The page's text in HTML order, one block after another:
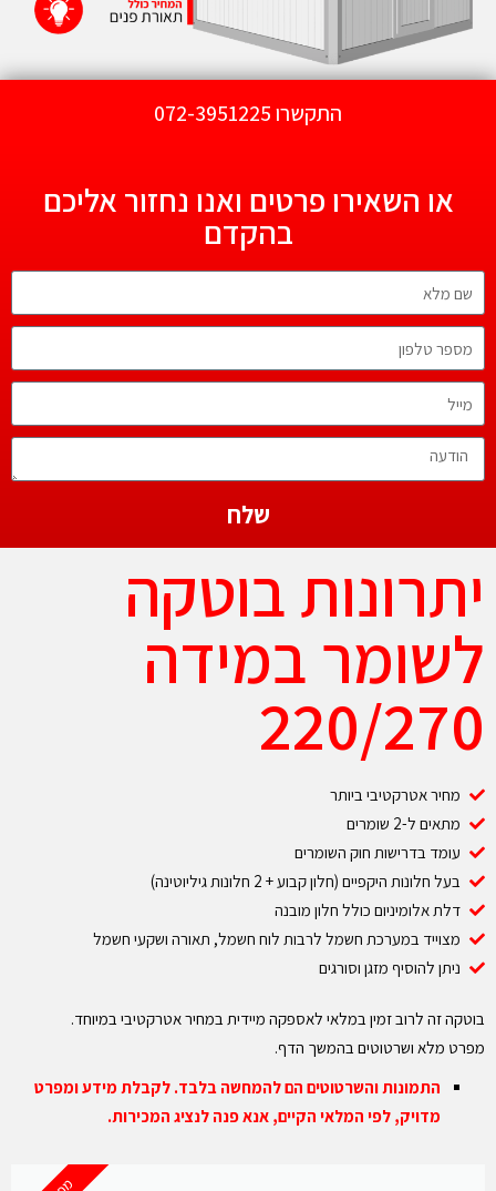
התקשרו 072-3951225
או השאירו פרטים ואנו נחזור אליכם
בהקדם
שלח
יתרונות בוטקה
לשומר במידה
220/270
מחיר אטרקטיבי ביותר
מתאים ל-2 שומרים
עומד בדרישות חוק השומרים
בעל חלונות היקפיים (חלון קבוע + 2 חלונות גיליוטינה)
דלת אלומיניום כולל חלון מובנה
מצוייד במערכת חשמל לרבות לוח חשמל, תאורה ושקעי חשמל
ניתן להוסיף מזגן וסורגים
בוטקה זה לרוב זמין במלאי לאספקה מיידית במחיר אטרקטיבי במיוחד.
מפרט מלא ושרטוטים בהמשך הדף.
התמונות והשרטוטים הם להמחשה בלבד. לקבלת מידע ומפרט
מדויק, לפי המלאי הקיים, אנא פנה לנציג המכירות.